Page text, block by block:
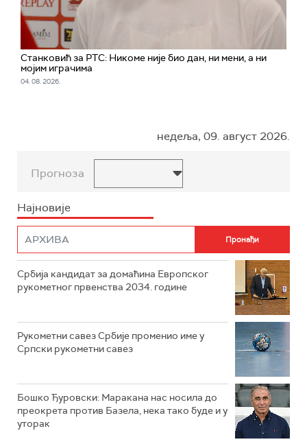
Станковић за РТС: Никоме није био дан, ни мени, а ни
мојим играчима
04. 08. 2026.
недеља, 09. август 2026.
Прогноза
Најновије
Србија кандидат за домаћина Европског
рукометног првенства 2034. године
Рукометни савез Србије променио име у
Српски рукометни савез
Бошко Ђуровски: Маракана нас носила до
преокрета против Базела, нека тако буде и у
уторак